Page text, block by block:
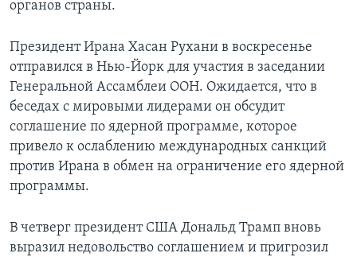
органов страны.
Президент Ирана Хасан Рухани в воскресенье
отправился в Нью-Йорк для участия в заседании
Генеральной Ассамблеи ООН. Ожидается, что в
беседах с мировыми лидерами он обсудит
соглашение по ядерной программе, которое
привело к ослаблению международных санкций
против Ирана в обмен на ограничение его ядерной
программы.
В четверг президент США Дональд Трамп вновь
выразил недовольство соглашением и пригрозил